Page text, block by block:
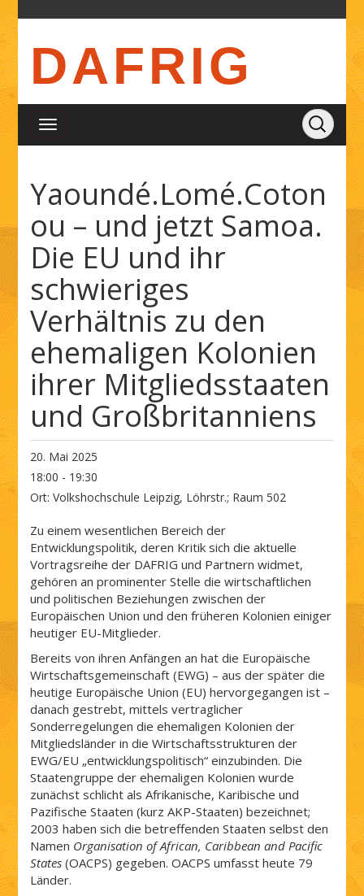
DAFRIG
Yaoundé.Lomé.Coton
ou – und jetzt Samoa.
Die EU und ihr
schwieriges
Verhältnis zu den
ehemaligen Kolonien
ihrer Mitgliedsstaaten
und Großbritanniens
20. Mai 2025
18:00 - 19:30
Ort:Volkshochschule Leipzig, Löhrstr.; Raum 502
Zu einem wesentlichen Bereich der
Entwicklungspolitik, deren Kritik sich die aktuelle
Vortragsreihe der DAFRIG und Partnern widmet,
gehören an prominenter Stelle die wirtschaftlichen
und politischen Beziehungen zwischen der
Europäischen Union und den früheren Kolonien einiger
heutiger EU-Mitglieder.
Bereits von ihren Anfängen an hat die Europäische
Wirtschaftsgemeinschaft (EWG) – aus der später die
heutige Europäische Union (EU) hervorgegangen ist –
danach gestrebt, mittels vertraglicher
Sonderregelungen die ehemaligen Kolonien der
Mitgliedsländer in die Wirtschaftsstrukturen der
EWG/EU „entwicklungspolitisch“ einzubinden. Die
Staatengruppe der ehemaligen Kolonien wurde
zunächst schlicht als Afrikanische, Karibische und
Pazifische Staaten (kurz AKP-Staaten) bezeichnet;
2003 haben sich die betreffenden Staaten selbst den
Namen Organisation of African, Caribbean and Pacific
States (OACPS) gegeben. OACPS umfasst heute 79
Länder.